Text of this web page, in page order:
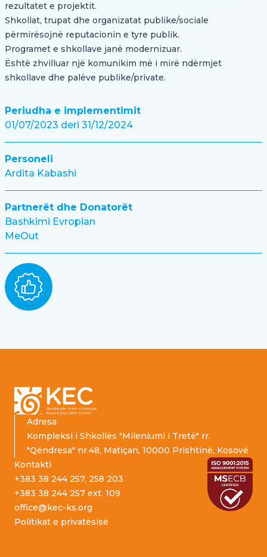
rezultatet e projektit.
Shkollat, trupat dhe organizatat publike/sociale
përmirësojnë reputacionin e tyre publik.
Programet e shkollave janë modernizuar.
Është zhvilluar një komunikim më i mirë ndërmjet
shkollave dhe palëve publike/private.
Periudha e implementimit
01/07/2023 deri 31/12/2024
Personeli
Ardita Kabashi
Partnerët dhe Donatorët
Bashkimi Evropian
MeOut
Adresa
Kompleksi i Shkollës "Mileniumi i Tretë" rr.
"Qëndresa" nr.48, Matiçan, 10000 Prishtinë, Kosovë
Kontakti
+383 38 244 257, 258 203
+383 38 244 257 ext. 109
office@kec-ks.org
Politikat e privatësisë